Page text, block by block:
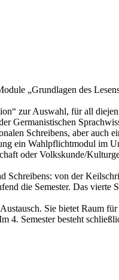
„Grundlagen des
zur Auswahl, für all
Germanistischen
Schreibens, aber auch
ein Wahlpflichtmodul im
oder Volkskunde/
Schreibens: von der
die Semester. Das vierte
Sie bietet Raum
4. Semester besteht